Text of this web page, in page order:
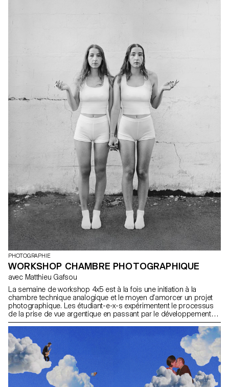
PHOTOGRAPHIE
WORKSHOP CHAMBRE PHOTOGRAPHIQUE
avec Matthieu Gafsou
La semaine de workshop 4x5 est à la fois une initiation à la
chambre technique analogique et le moyen d’amorcer un projet
photographique. Les étudiant-e-x-s expérimentent le processus
de la prise de vue argentique en passant par le développement
jusqu’au tirage numérique grand format. A la fois très technique
photographique, cette semaine intense permet surtout de mieux
comprendre le fonctionnement fondamental de la photographie.